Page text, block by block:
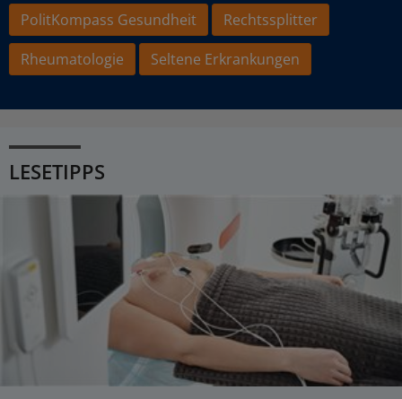
PolitKompass Gesundheit
Rechtssplitter
Rheumatologie
Seltene Erkrankungen
LESETIPPS